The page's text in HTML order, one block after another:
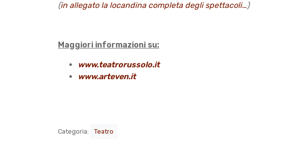
(in allegato la locandina completa degli spettacoli…)
Maggiori informazioni su:
www.teatrorussolo.it
www.arteven.it
Categoria: Teatro